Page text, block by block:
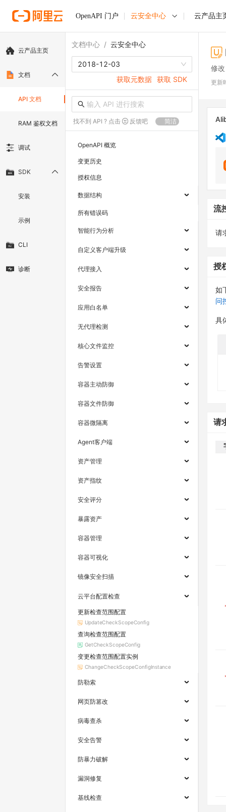
OpenAPI 门户 云安全中心 云产品主
云产品主页
文档
API 文档
RAM 鉴权文档
调试
SDK
安装
示例
CLI
诊断
文档中心 / 云安全中心
2018-12-03
获取元数据 获取 SDK
找不到 API ? 点击 反馈吧 简洁
OpenAPI 概览
变更历史
授权信息
数据结构
所有错误码
智能行为分析
自定义客户端升级
代理接入
安全报告
应用白名单
无代理检测
核心文件监控
告警设置
容器主动防御
容器文件防御
容器微隔离
Agent客户端
资产管理
资产指纹
安全评分
暴露资产
容器管理
容器可视化
镜像安全扫描
云平台配置检查
更新检查范围配置
UpdateCheckScopeConfig
查询检查范围配置
GetCheckScopeConfig
变更检查范围配置实例
ChangeCheckScopeConfigInstance
防勒索
网页防篡改
病毒查杀
安全告警
防暴力破解
漏洞修复
基线检查
修
更新
流
请
授
如
问
具
请